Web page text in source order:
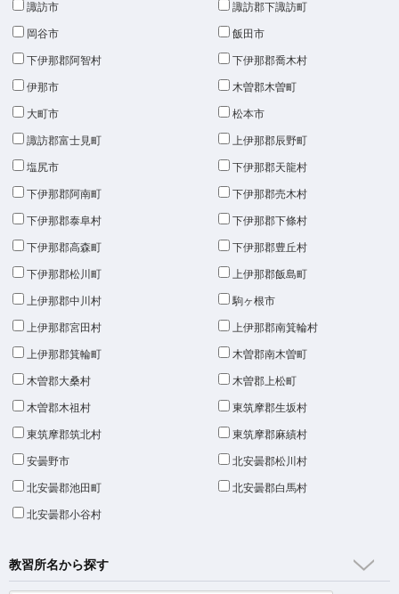
諏訪市 諏訪郡下諏訪町
岡谷市 飯田市
下伊那郡阿智村 下伊那郡喬木村
伊那市 木曽郡木曽町
大町市 松本市
諏訪郡富士見町 上伊那郡辰野町
塩尻市 下伊那郡天龍村
下伊那郡阿南町 下伊那郡売木村
下伊那郡泰阜村 下伊那郡下條村
下伊那郡高森町 下伊那郡豊丘村
下伊那郡松川町 上伊那郡飯島町
上伊那郡中川村 駒ヶ根市
上伊那郡宮田村 上伊那郡南箕輪村
上伊那郡箕輪町 木曽郡南木曽町
木曽郡大桑村 木曽郡上松町
木曽郡木祖村 東筑摩郡生坂村
東筑摩郡筑北村 東筑摩郡麻績村
安曇野市 北安曇郡松川村
北安曇郡池田町 北安曇郡白馬村
北安曇郡小谷村
教習所名から探す